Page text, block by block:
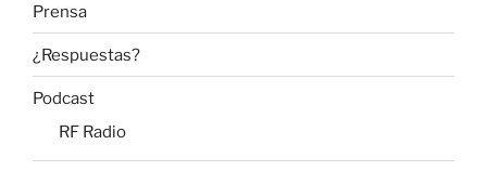
Prensa
¿Respuestas?
Podcast
RF Radio